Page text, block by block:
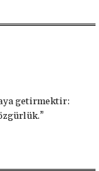
getirmektir: